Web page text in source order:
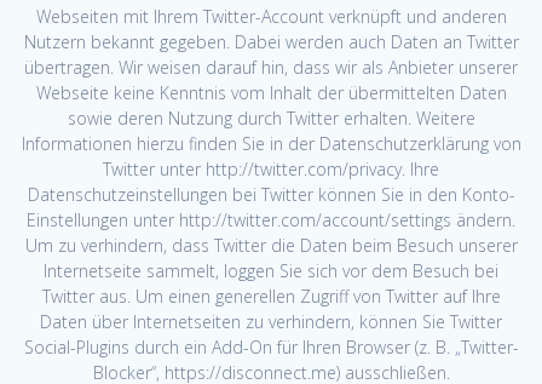
Webseiten mit Ihrem Twitter-Account verknüpft und anderen
Nutzern bekannt gegeben. Dabei werden auch Daten an Twitter
übertragen. Wir weisen darauf hin, dass wir als Anbieter unserer
Webseite keine Kenntnis vom Inhalt der übermittelten Daten
sowie deren Nutzung durch Twitter erhalten. Weitere
Informationen hierzu finden Sie in der Datenschutzerklärung von
Twitter unter http://twitter.com/privacy. Ihre
Datenschutzeinstellungen bei Twitter können Sie in den Konto-
Einstellungen unter http://twitter.com/account/settings ändern.
Um zu verhindern, dass Twitter die Daten beim Besuch unserer
Internetseite sammelt, loggen Sie sich vor dem Besuch bei
Twitter aus. Um einen generellen Zugriff von Twitter auf Ihre
Daten über Internetseiten zu verhindern, können Sie Twitter
Social-Plugins durch ein Add-On für Ihren Browser (z. B. „Twitter-
Blocker“, https://disconnect.me) ausschließen.